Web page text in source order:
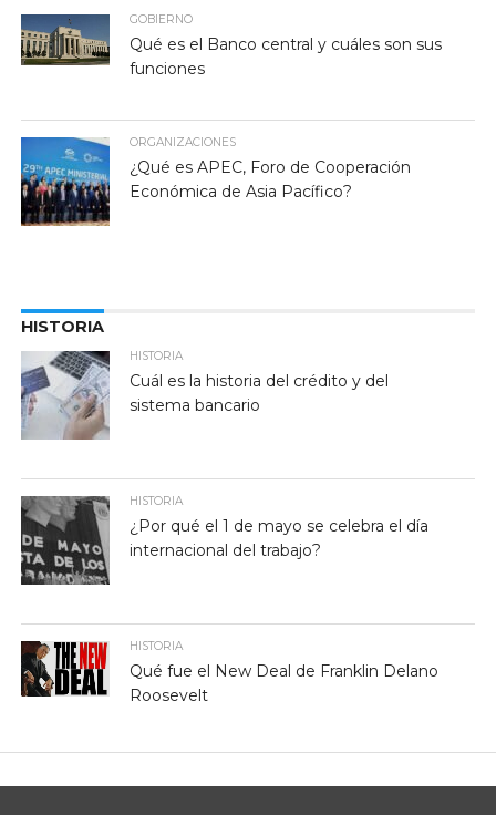
GOBIERNO
Qué es el Banco central y cuáles son sus
funciones
ORGANIZACIONES
¿Qué es APEC, Foro de Cooperación
Económica de Asia Pacífico?
HISTORIA
HISTORIA
Cuál es la historia del crédito y del
sistema bancario
HISTORIA
¿Por qué el 1 de mayo se celebra el día
internacional del trabajo?
HISTORIA
Qué fue el New Deal de Franklin Delano
Roosevelt